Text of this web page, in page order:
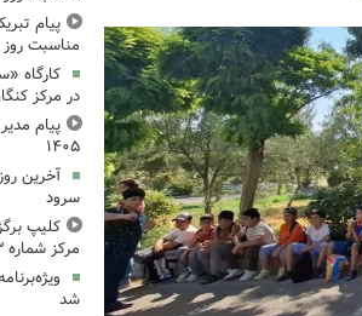
پیام
مناسبت روز
کارگاه
در مرکز
پیام
۱۴۰۵
آخرین
سرود
کلیپ
مرکز شماره ۳کانون کرمانشاه
شد